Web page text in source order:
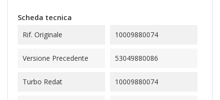
Scheda tecnica
Rif. Originale 10009880074
Versione Precedente 53049880086
Turbo Redat 10009880074